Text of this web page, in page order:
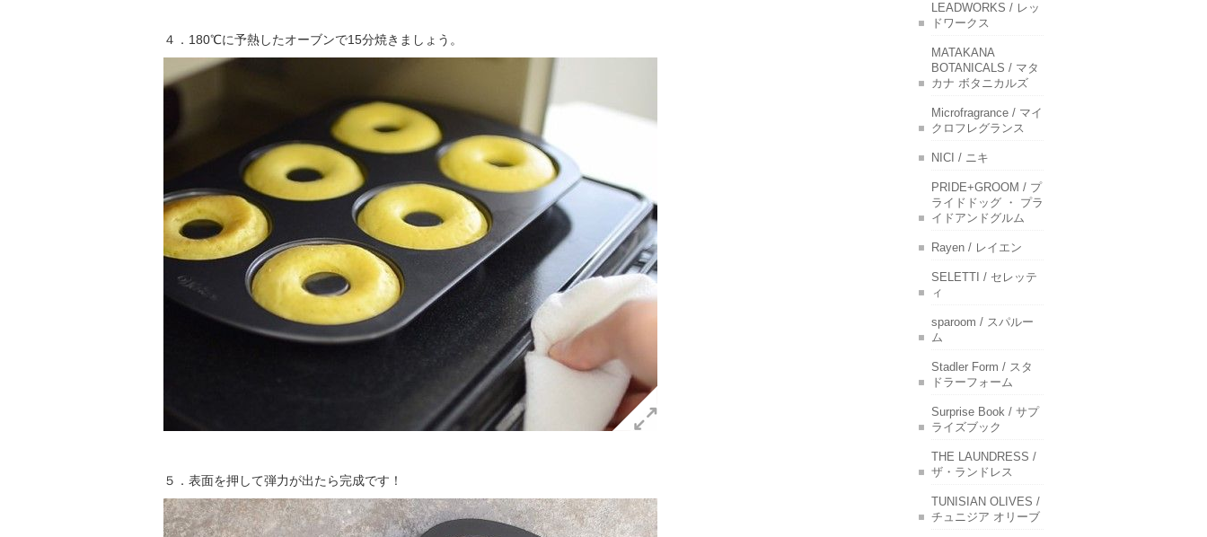
４．180℃に予熱したオーブンで15分焼きましょう。
５．表面を押して弾力が出たら完成です！
LEADWORKS / レッ
ドワークス
MATAKANA
BOTANICALS / マタ
カナ ボタニカルズ
Microfragrance / マイ
クロフレグランス
NICI / ニキ
PRIDE+GROOM / プ
ライドドッグ ・ プラ
イドアンドグルム
Rayen / レイエン
SELETTI / セレッテ
ィ
sparoom / スパルー
ム
Stadler Form / スタ
ドラーフォーム
Surprise Book / サプ
ライズブック
THE LAUNDRESS /
ザ・ランドレス
TUNISIAN OLIVES /
チュニジア オリーブ